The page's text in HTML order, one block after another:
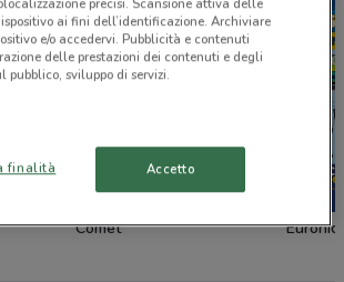
Comet
ai fini dell’identificazione. Archiviare
e/o accedervi. Pubblicità e contenuti
delle prestazioni dei contenuti e degli
pubblico, sviluppo di servizi.
finalità Accetto